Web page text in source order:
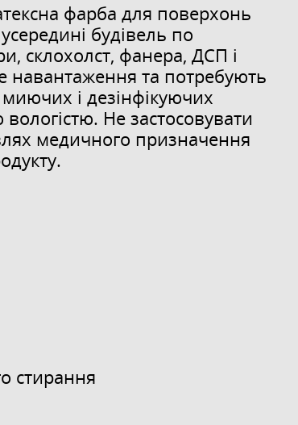
фарба для поверхонь
будівель по
склохолст, фанера, ДСП і
навантаження та потребують
і дезінфікуючих
Не застосовувати
медичного призначення
стирання